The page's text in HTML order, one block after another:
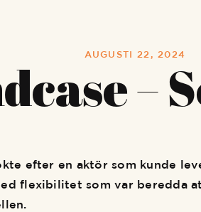
AUGUSTI 22, 2024
–
efter en aktörsom kunde
flexibilitet som var beredda